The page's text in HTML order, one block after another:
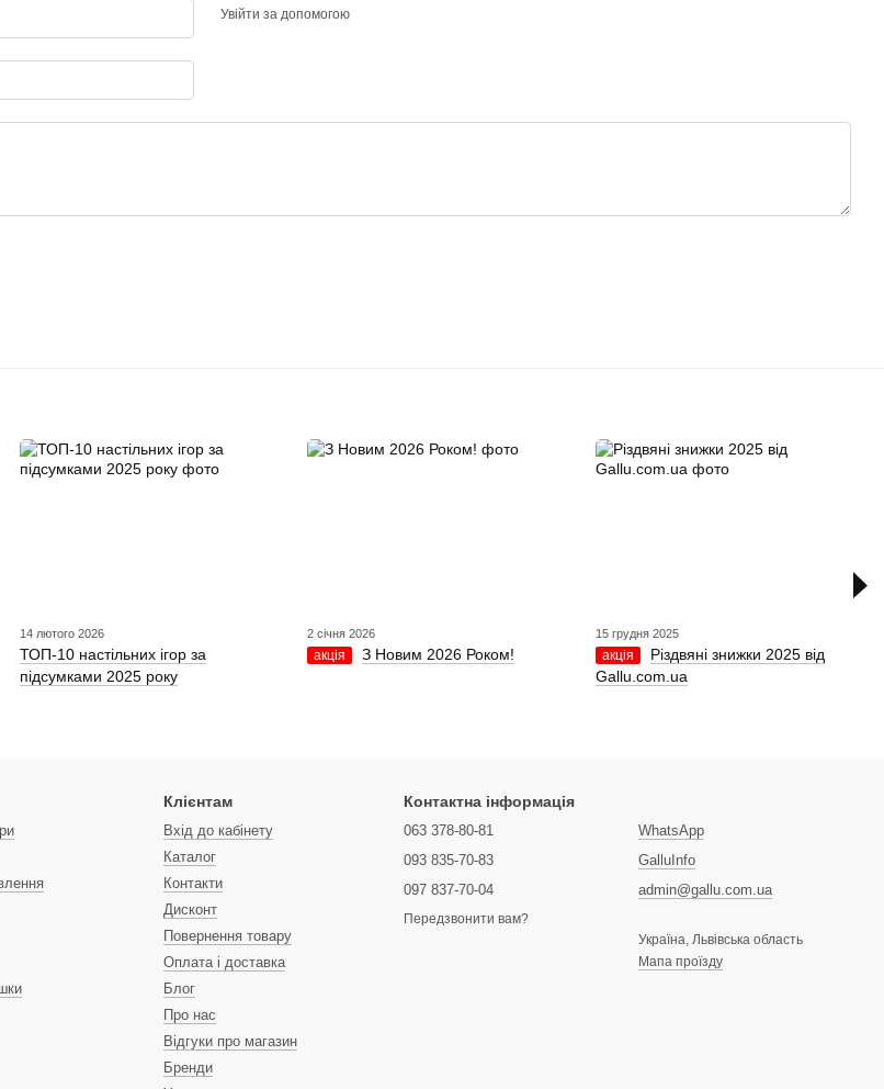
Увійти за допомогою
14 лютого 2026
ТОП-10 настільних ігор за
підсумками 2025 року
2 січня 2026
акція З Новим 2026 Роком!
15 грудня 2025
акція
Різдвяні знижки 2025 від
Gallu.com.ua
Клієнтам
Вхід до кабінету
Каталог
Контакти
Дисконт
Повернення товару
Оплата і доставка
Блог
Про нас
Відгуки про магазин
Бренди
Контактна інформація
063 378-80-81
093 835-70-83
097 837-70-04
Передзвонити вам?
WhatsApp
GalluInfo
admin@gallu.com.ua
Україна, Львівська область
Мапа проїзду